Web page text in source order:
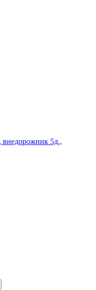
внедорожник 5д.,